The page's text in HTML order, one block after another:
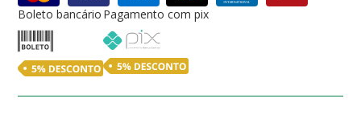
Boleto bancário Pagamento com pix